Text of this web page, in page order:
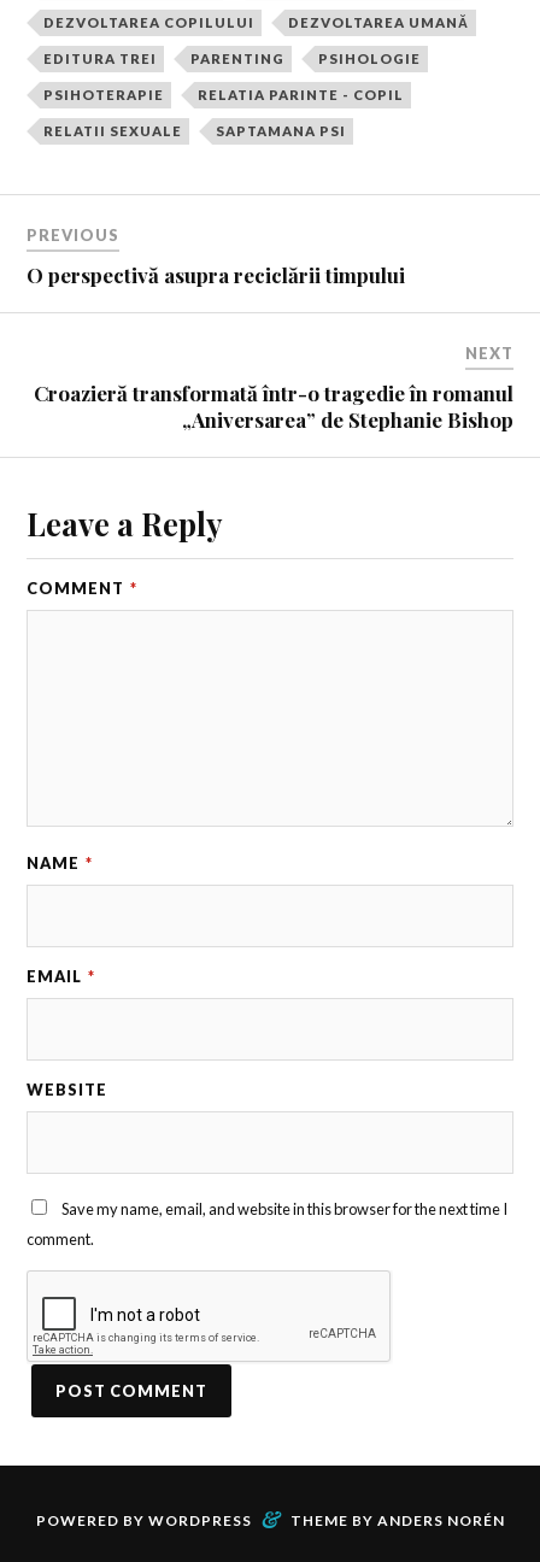
DEZVOLTAREA COPILULUI DEZVOLTAREA UMANĂ
EDITURA TREI PARENTING PSIHOLOGIE
PSIHOTERAPIE RELATIA PARINTE - COPIL
RELATII SEXUALE SAPTAMANA PSI
PREVIOUS
O perspectivă asupra reciclării timpului
NEXT
Croazieră transformată într-o tragedie în romanul
„Aniversarea” de Stephanie Bishop
Leave a Reply
COMMENT *
NAME *
EMAIL *
WEBSITE
Save my name, email, and website in this browser for the next time I
comment.
POWERED BY WORDPRESS & THEME BY ANDERS NORÉN